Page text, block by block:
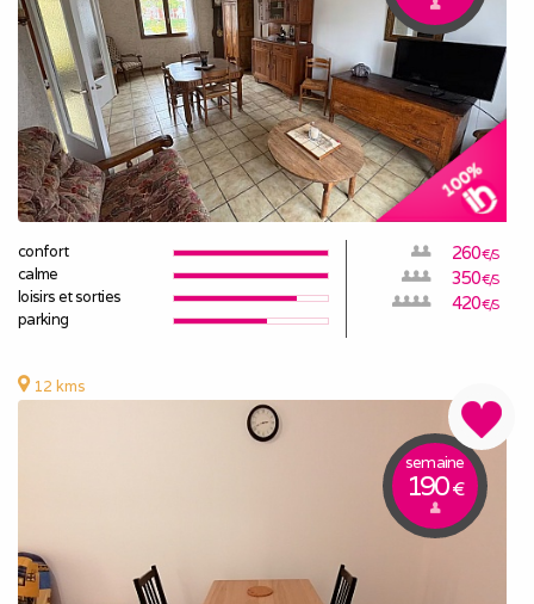
confort
calme
loisirs et sorties
parking
260€/S
350€/S
420€/S
12 kms
semaine
190€